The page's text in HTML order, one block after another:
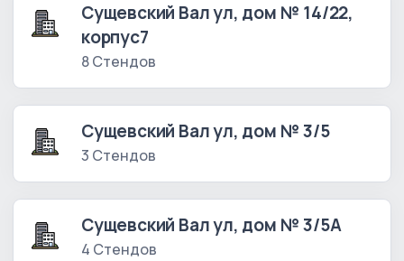
Сущевский Вал ул, дом № 14/22,
корпус7
8 Стендов
Сущевский Вал ул, дом № 3/5
3 Стендов
Сущевский Вал ул, дом № 3/5А
4 Стендов